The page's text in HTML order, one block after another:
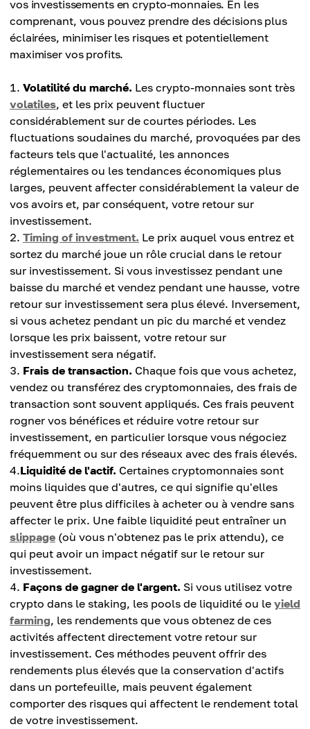
vos investissements en crypto-monnaies. En les
comprenant, vous pouvez prendre des décisions plus
éclairées, minimiser les risques et potentiellement
maximiser vos profits.
Volatilité du marché. Les crypto-monnaies sont très
volatiles, et les prix peuvent fluctuer
considérablement sur de courtes périodes. Les
fluctuations soudaines du marché, provoquées par des
facteurs tels que l'actualité, les annonces
réglementaires ou les tendances économiques plus
larges, peuvent affecter considérablement la valeur de
vos avoirs et, par conséquent, votre retour sur
investissement.
Timing of investment. Le prix auquel vous entrez et
sortez du marché joue un rôle crucial dans le retour
sur investissement. Si vous investissez pendant une
baisse du marché et vendez pendant une hausse, votre
retour sur investissement sera plus élevé. Inversement,
si vous achetez pendant un pic du marché et vendez
lorsque les prix baissent, votre retour sur
investissement sera négatif.
Frais de transaction. Chaque fois que vous achetez,
vendez ou transférez des cryptomonnaies, des frais de
transaction sont souvent appliqués. Ces frais peuvent
rogner vos bénéfices et réduire votre retour sur
investissement, en particulier lorsque vous négociez
fréquemment ou sur des réseaux avec des frais élevés.
4.Liquidité de l'actif. Certaines cryptomonnaies sont
moins liquides que d'autres, ce qui signifie qu'elles
peuvent être plus difficiles à acheter ou à vendre sans
affecter le prix. Une faible liquidité peut entraîner un
slippage (où vous n'obtenez pas le prix attendu), ce
qui peut avoir un impact négatif sur le retour sur
investissement.
Façons de gagner de l'argent. Si vous utilisez votre
crypto dans le staking, les pools de liquidité ou le yield
farming, les rendements que vous obtenez de ces
activités affectent directement votre retour sur
investissement. Ces méthodes peuvent offrir des
rendements plus élevés que la conservation d'actifs
dans un portefeuille, mais peuvent également
comporter des risques qui affectent le rendement total
de votre investissement.